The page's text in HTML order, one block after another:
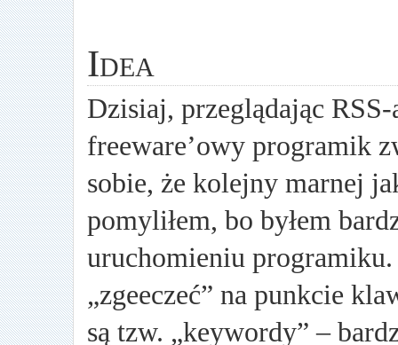
Idea
Dzisiaj, przeglądając
freeware’owy programik
sobie, że kolejny marnej
pomyliłem, bo byłem
uruchomieniu programiku.
„zgeeczeć” na punkcie
są tzw. „keywordy” –